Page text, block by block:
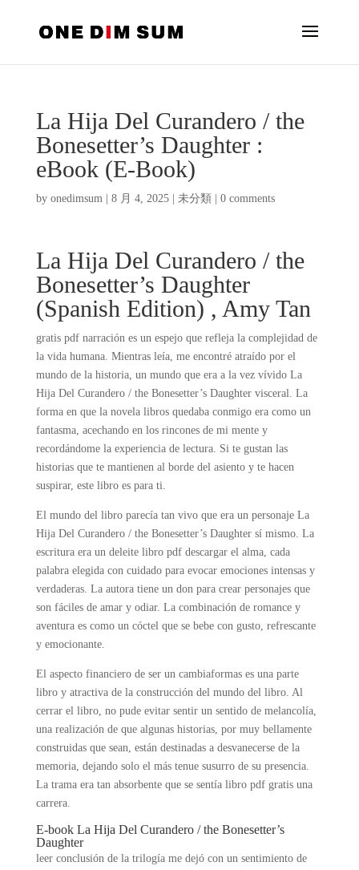
La Hija Del Curandero / the
Bonesetter’s Daughter :
eBook (E-Book)
by onedimsum| 8 月 4, 2025| 未分類 0 comments
La Hija Del Curandero / the
Bonesetter’s Daughter
(Spanish Edition) , Amy Tan
gratis pdf narración es un espejo que refleja la complejidad de
la vida humana. Mientras leía, me encontré atraído por el
mundo de la historia, un mundo que era a la vez vívido La
Hija Del Curandero / the Bonesetter’s Daughter visceral. La
forma en que la novela libros quedaba conmigo era como un
fantasma, acechando en los rincones de mi mente y
recordándome la experiencia de lectura. Si te gustan las
historias que te mantienen al borde del asiento y te hacen
suspirar, este libro es para ti.
El mundo del libro parecía tan vivo que era un personaje La
Hija Del Curandero / the Bonesetter’s Daughter sí mismo. La
escritura era un deleite libro pdf descargar el alma, cada
palabra elegida con cuidado para evocar emociones intensas y
verdaderas. La autora tiene un don para crear personajes que
son fáciles de amar y odiar. La combinación de romance y
aventura es como un cóctel que se bebe con gusto, refrescante
y emocionante.
El aspecto financiero de ser un cambiaformas es una parte
libro y atractiva de la construcción del mundo del libro. Al
cerrar el libro, no pude evitar sentir un sentido de melancolía,
una realización de que algunas historias, por muy bellamente
construidas que sean, están destinadas a desvanecerse de la
memoria, dejando solo el más tenue susurro de su presencia.
La trama era tan absorbente que se sentía libro pdf gratis una
carrera.
E-book La Hija Del Curandero / the Bonesetter’s
Daughter
leer conclusión de la trilogía me dejó con un sentimiento de